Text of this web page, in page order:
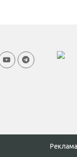
Реклама